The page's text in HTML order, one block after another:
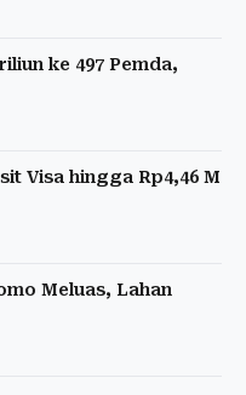
ke 497 Pemda,
Visa hingga Rp4,46 M
Meluas, Lahan